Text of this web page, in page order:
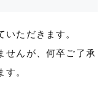
ただきます。
せんが、何卒ご了承
。